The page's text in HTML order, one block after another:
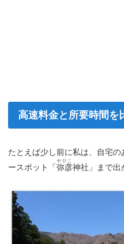
高速料金と所要時間を
たとえば少し前に私は、自宅
ースポット「 弥彦
やひこ
神社」まで出